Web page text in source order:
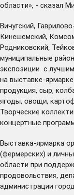
области», - сказал
Вичугский,
Кинешемский,
Родниковский,
муниципальные
экспозиции с
на выставке-
продукция, сыр,
ягоды, овощи,
Творческие
концертные
Выставка-ярмарка
(фермерских) и
области при
продовольствия,
администрации